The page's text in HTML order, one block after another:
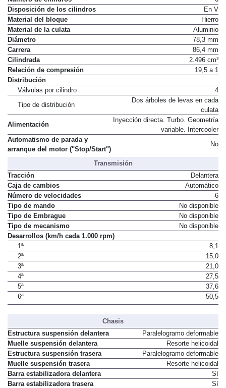
Disposición de los cilindros
En V
Material del bloque
Hierro
Material de la culata
Aluminio
Diámetro
78,3 mm
Carrera
86,4 mm
Cilindrada
2.496 cm³
Relación de compresión
19,5 a 1
Distribución
Válvulas por cilindro
4
Tipo de distribución
Dos árboles de levas en cada
culata
Alimentación
Inyección directa. Turbo. Geometría
variable. Intercooler
Automatismo de parada y
arranque del motor ("Stop/Start")
No
Transmisión
Tracción
Delantera
Caja de cambios
Automático
Número de velocidades
6
Tipo de mando
No disponible
Tipo de Embrague
No disponible
Tipo de mecanismo
No disponible
Desarrollos (km/h cada 1.000 rpm)
1ª
8,1
2ª
15,0
3ª
21,0
4ª
27,5
5ª
37,6
6ª
50,5
Chasis
Estructura suspensión delantera
Paralelogramo deformable
Muelle suspensión delantera
Resorte helicoidal
Estructura suspensión trasera
Paralelogramo deformable
Muelle suspensión trasera
Resorte helicoidal
Barra estabilizadora delantera
Sí
Barra estabilizadora trasera
Sí